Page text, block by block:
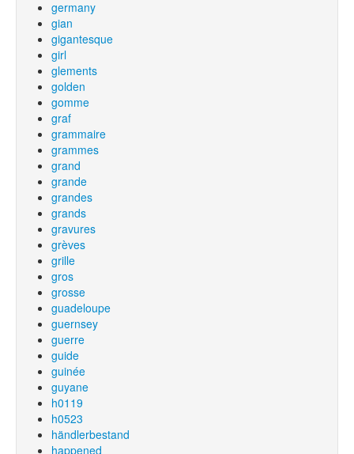
germany
gian
gigantesque
girl
glements
golden
gomme
graf
grammaire
grammes
grand
grande
grandes
grands
gravures
grèves
grille
gros
grosse
guadeloupe
guernsey
guerre
guide
guinée
guyane
h0119
h0523
händlerbestand
happened